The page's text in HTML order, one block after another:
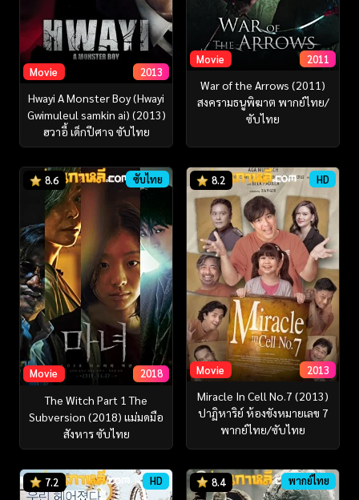
Movie 2013
Hwayi A Monster Boy (Hwayi
Gwimuleul samkin ai) (2013)
ฮวาอี้ เด็กปีศาจ ซับไทย
Movie 2011
War of the Arrows (2011)
สงครามธนูพิฆาต พากย์ไทย/
ซับไทย
8.6 ซับไทย
Movie 2018
The Witch Part 1 The
Subversion (2018) แม่มดมือ
สังหาร ซับไทย
8.2 HD
Movie 2013
Miracle In Cell No.7 (2013)
ปาฏิหาริย์ ห้องขังหมายเลข 7
พากย์ไทย/ซับไทย
7.2 HD 8.4 พากย์ไทย